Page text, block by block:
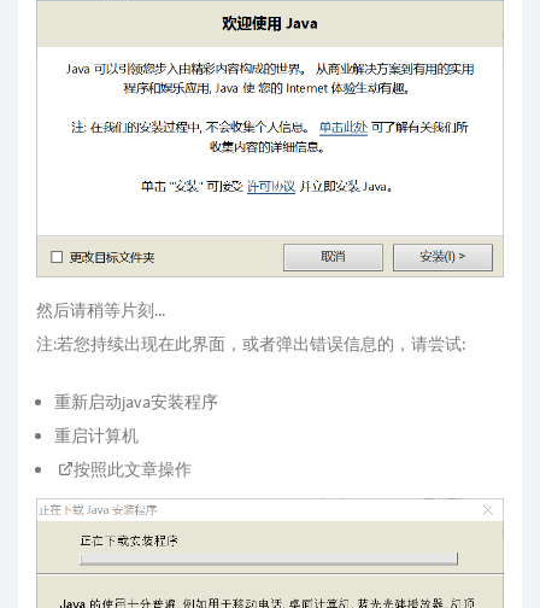
然后请稍等片刻...
注:若您持续出现在此界面，或者弹出错误信息的，请尝试:
重新启动java安装程序
重启计算机
按照此文章操作